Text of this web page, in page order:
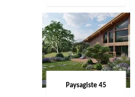
Paysagiste 45